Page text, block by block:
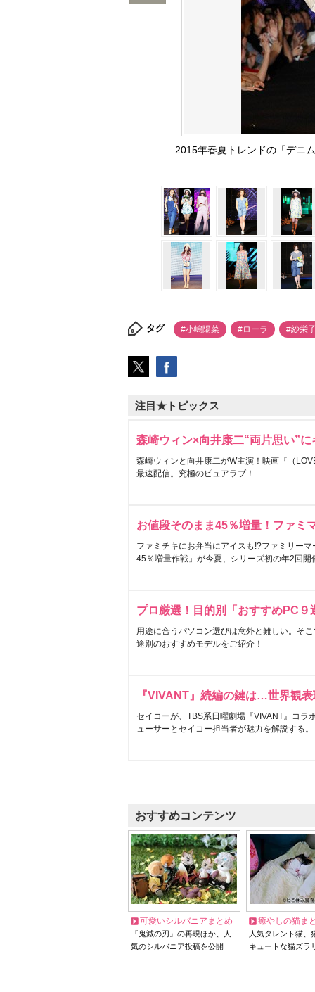
2015年春夏トレンドの「デニ
タグ #小嶋陽菜 #ローラ #紗栄
注目★トピックス
森崎ウィン×向井康二“両片思い”
森崎ウィンと向井康二がW主演！映画『（
最速配信。究極のピュアラブ！
お値段そのまま45％増量！ファミ
ファミチキにお弁当にアイスも!?ファミリー
45％増量作戦」が今夏、シリーズ初の年2回開
プロ厳選！目的別「おすすめPC９
用途に合うパソコン選びは意外と難しい。そ
途別のおすすめモデルをご紹介！
『VIVANT』続編の鍵は…世界観
セイコーが、TBS系日曜劇場『VIVANT』コラ
ューサーとセイコー担当者が魅力を解説する。
おすすめコンテンツ
可愛いシルバニアまとめ
『鬼滅の刃』の再現ほか、人
気のシルバニア投稿を公開
癒やしの猫ま
人気タレント猫
キュートな猫ズラ